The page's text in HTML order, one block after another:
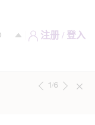
注册 / 登入
1/6